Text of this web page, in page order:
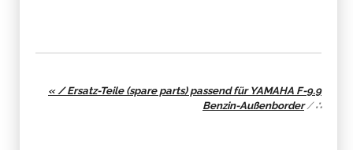
« / Ersatz-Teile (spare parts) passend für YAMAHA F-9.9
Benzin-Außenborder/∴